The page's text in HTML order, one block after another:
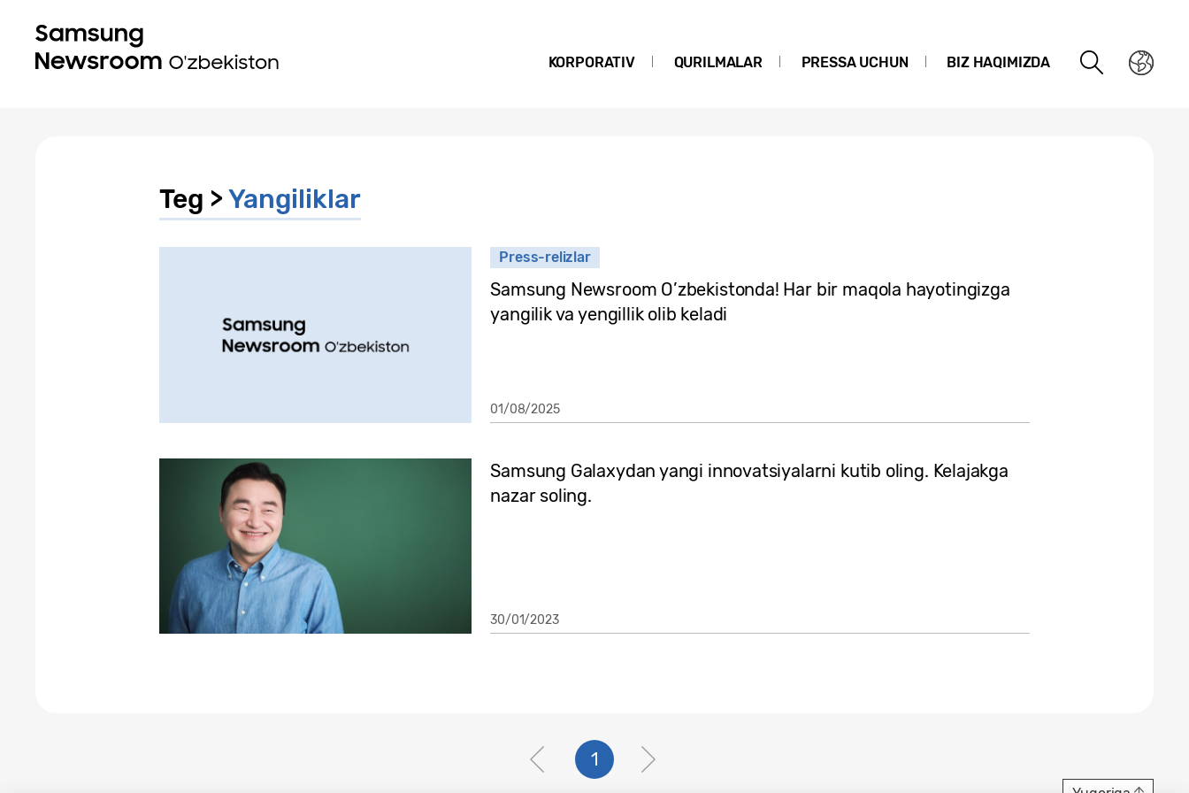
KORPORATIV QURILMALAR PRESSA UCHUN BIZ HAQIMIZDA
Teg >Yangiliklar
Press-relizlar
Samsung Newsroom O’zbekistonda! Har bir maqola hayotingizga
yangilik va yengillik olib keladi
01/08/2025
Samsung Galaxydan yangi innovatsiyalarni kutib oling. Kelajakga
nazar soling.
30/01/2023
1